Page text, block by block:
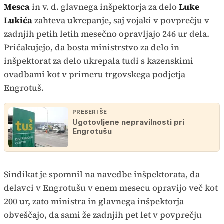
Mescain v. d. glavnega inšpektorja za deloLuke
Lukićazahteva ukrepanje, saj vojaki v povprečju v
zadnjih petih letih mesečno opravljajo 246 ur dela.
Pričakujejo, da bosta ministrstvo za delo in
inšpektorat za delo ukrepala tudi s kazenskimi
ovadbami kot v primeru trgovskega podjetja
Engrotuš.
PREBERI ŠE
Ugotovljene nepravilnosti pri
Engrotušu
Sindikat je spomnil na navedbe inšpektorata, da
delavci v Engrotušu v enem mesecu opravijo več kot
200 ur, zato ministra in glavnega inšpektorja
obveščajo, da sami že zadnjih pet let v povprečju